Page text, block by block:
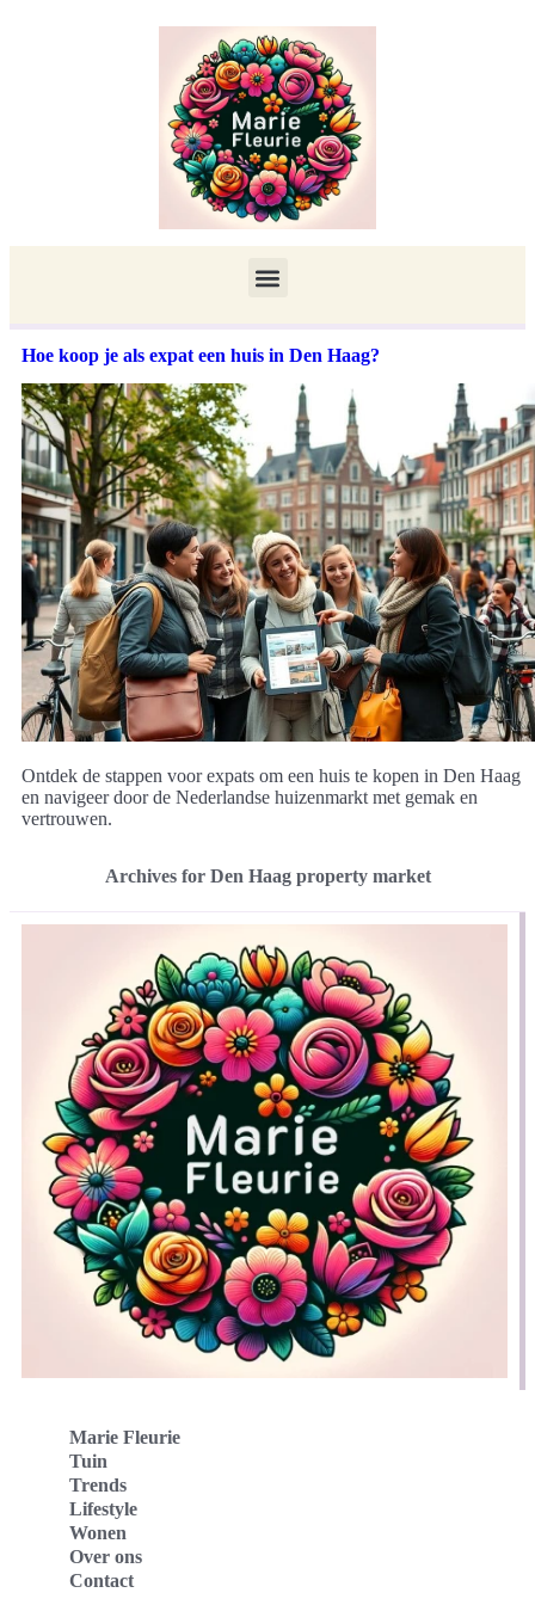
Hoe koop je als expat een huis in Den Haag?
Ontdek de stappen voor expats om een huis te kopen in Den Haag
en navigeer door de Nederlandse huizenmarkt met gemak en
vertrouwen.
Archives for Den Haag property market
Marie Fleurie
Tuin
Trends
Lifestyle
Wonen
Over ons
Contact